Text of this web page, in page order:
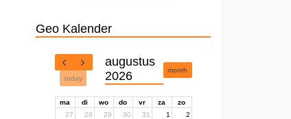
Geo Kalender
today
augustus
2026
month
ma di wo do vr za
zo
27
28 29 30 31 1 2